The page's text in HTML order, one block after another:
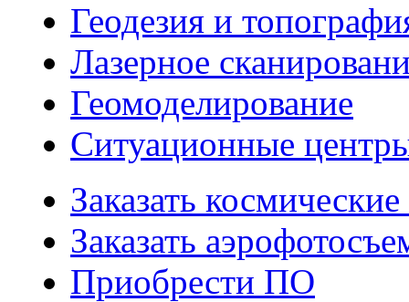
Геодезия и
Лазерное
Геомоделирование
Ситуационные
Заказать
Заказать
Приобрести ПО